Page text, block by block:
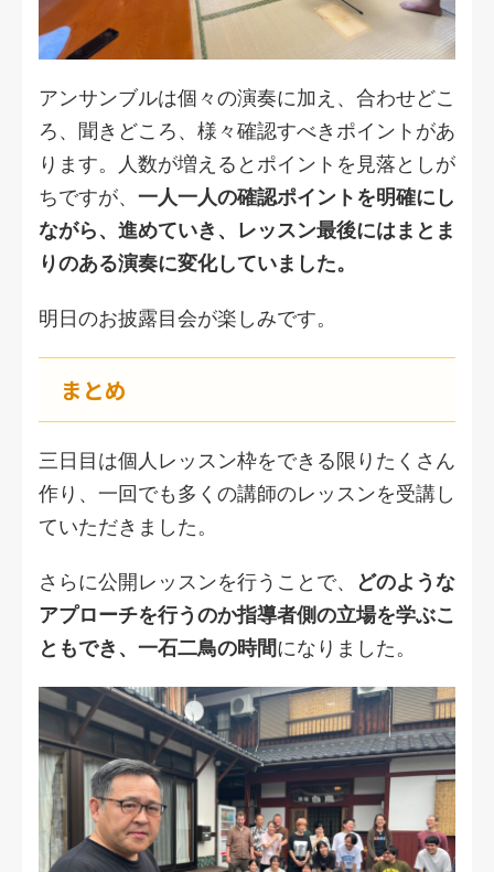
アンサンブルは個々の演奏に加え、合わせどこ
ろ、聞きどころ、様々確認すべきポイントがあ
ります。人数が増えるとポイントを見落としが
ちですが、 一人一人の確認ポイントを明確にし
ながら、進めていき、レッスン最後にはまとま
りのある演奏に変化していました。
明日のお披露目会が楽しみです。
まとめ
三日目は個人レッスン枠をできる限りたくさん
作り、一回でも多くの講師のレッスンを受講し
ていただきました。
さらに公開レッスンを行うことで、
どのような
アプローチを行うのか指導者側の立場を学ぶこ
ともでき、一石二鳥の時間になりました。